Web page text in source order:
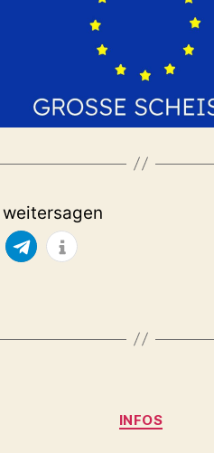
Kategorien
INFOS